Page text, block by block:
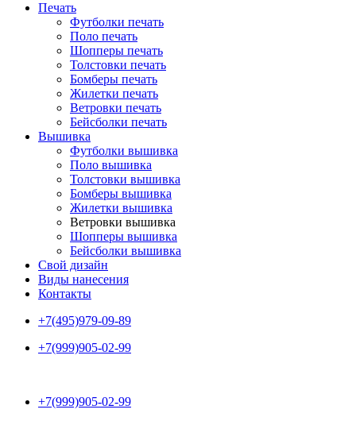
Печать
Футболки печать
Поло печать
Шопперы печать
Толстовки печать
Бомберы печать
Жилетки печать
Ветровки печать
Бейсболки печать
Вышивка
Футболки вышивка
Поло вышивка
Толстовки вышивка
Бомберы вышивка
Жилетки вышивка
Ветровки вышивка
Шопперы вышивка
Бейсболки вышивка
Свой дизайн
Виды нанесения
Контакты
+7(495)979-09-89
+7(999)905-02-99
+7(999)905-02-99